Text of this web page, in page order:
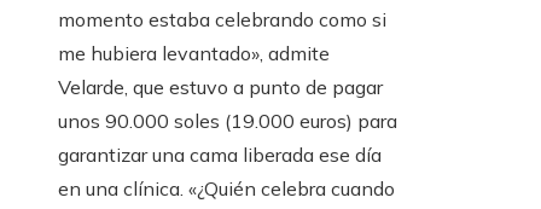
momento estaba celebrando como si
me hubiera levantado», admite
Velarde, que estuvo a punto de pagar
unos 90.000 soles (19.000 euros) para
garantizar una cama liberada ese día
en una clínica. «¿Quién celebra cuando